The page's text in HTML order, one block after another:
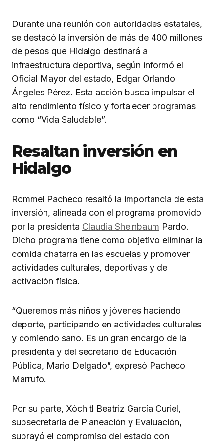
Durante una reunión con autoridades estatales,
se destacó la inversión de más de 400 millones
de pesos que Hidalgo destinará a
infraestructura deportiva, según informó el
Oficial Mayor del estado, Edgar Orlando
Ángeles Pérez. Esta acción busca impulsar el
alto rendimiento físico y fortalecer programas
como “Vida Saludable”.
Resaltan inversión en
Hidalgo
Rommel Pacheco resaltó la importancia de esta
inversión, alineada con el programa promovido
por la presidenta Claudia Sheinbaum Pardo.
Dicho programa tiene como objetivo eliminar la
comida chatarra en las escuelas y promover
actividades culturales, deportivas y de
activación física.
“Queremos más niños y jóvenes haciendo
deporte, participando en actividades culturales
y comiendo sano. Es un gran encargo de la
presidenta y del secretario de Educación
Pública, Mario Delgado”, expresó Pacheco
Marrufo.
Por su parte, Xóchitl Beatriz García Curiel,
subsecretaria de Planeación y Evaluación,
subrayó el compromiso del estado con